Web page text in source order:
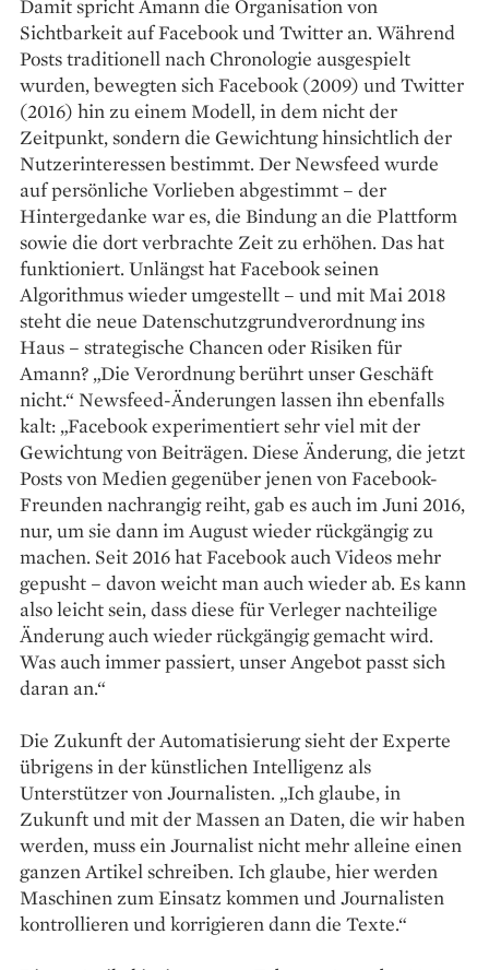
Damit spricht Amann die Organisation von
Sichtbarkeit auf Facebook und Twitter an. Während
Posts traditionell nach Chronologie ausgespielt
wurden, bewegten sich Facebook (2009) und Twitter
(2016) hin zu einem Modell, in dem nicht der
Zeitpunkt, sondern die Gewichtung hinsichtlich der
Nutzerinteressen bestimmt. Der Newsfeed wurde
auf persönliche Vorlieben abgestimmt – der
Hintergedanke war es, die Bindung an die Plattform
sowie die dort verbrachte Zeit zu erhöhen. Das hat
funktioniert. Unlängst hat Facebook seinen
Algorithmus wieder umgestellt – und mit Mai 2018
steht die neue Datenschutzgrundverordnung ins
Haus – strategische Chancen oder Risiken für
Amann? „Die Verordnung berührt unser Geschäft
nicht.“ Newsfeed-Änderungen lassen ihn ebenfalls
kalt: „Facebook experimentiert sehr viel mit der
Gewichtung von Beiträgen. Diese Änderung, die jetzt
Posts von Medien gegenüber jenen von Facebook-
Freunden nachrangig reiht, gab es auch im Juni 2016,
nur, um sie dann im August wieder rückgängig zu
machen. Seit 2016 hat Facebook auch Videos mehr
gepusht – davon weicht man auch wieder ab. Es kann
also leicht sein, dass diese für Verleger nachteilige
Änderung auch wieder rückgängig gemacht wird.
Was auch immer passiert, unser Angebot passt sich
daran an.“
Die Zukunft der Automatisierung sieht der Experte
übrigens in der künstlichen Intelligenz als
Unterstützer von Journalisten. „Ich glaube, in
Zukunft und mit der Massen an Daten, die wir haben
werden, muss ein Journalist nicht mehr alleine einen
ganzen Artikel schreiben. Ich glaube, hier werden
Maschinen zum Einsatz kommen und Journalisten
kontrollieren und korrigieren dann die Texte.“